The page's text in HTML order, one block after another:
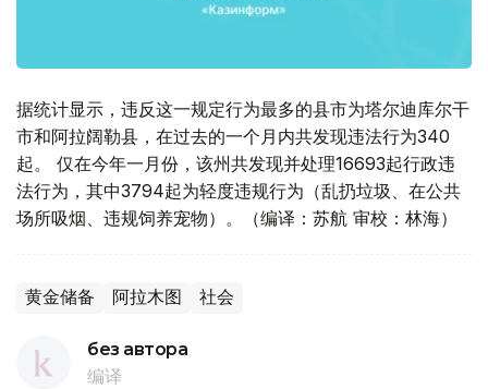
据统计显示，违反这一规定行为最多的县市为塔尔迪库尔干
市和阿拉阔勒县，在过去的一个月内共发现违法行为340
起。 仅在今年一月份，该州共发现并处理16693起行政违
法行为，其中3794起为轻度违规行为（乱扔垃圾、在公共
场所吸烟、违规饲养宠物）。（编译：苏航 审校：林海）
黄金储备 阿拉木图 社会
без автора
编译